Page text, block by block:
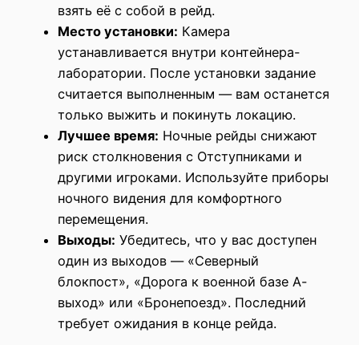
взять её с собой в рейд.
Место установки: Камера
устанавливается внутри контейнера-
лаборатории. После установки задание
считается выполненным — вам останется
только выжить и покинуть локацию.
Лучшее время: Ночные рейды снижают
риск столкновения с Отступниками и
другими игроками. Используйте приборы
ночного видения для комфортного
перемещения.
Выходы: Убедитесь, что у вас доступен
один из выходов — «Северный
блокпост», «Дорога к военной базе А-
выход» или «Бронепоезд». Последний
требует ожидания в конце рейда.